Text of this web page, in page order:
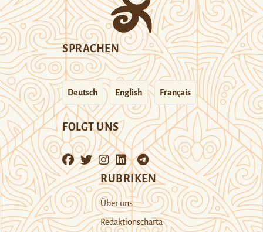
SPRACHEN
Deutsch English Français
FOLGT UNS
RUBRIKEN
Über uns
Redaktionscharta